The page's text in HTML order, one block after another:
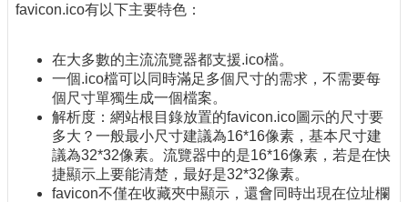
favicon.ico有以下主要特色：
在大多數的主流流覽器都支援.ico檔。
一個.ico檔可以同時滿足多個尺寸的需求，不需要每
個尺寸單獨生成一個檔案。
解析度：網站根目錄放置的favicon.ico圖示的尺寸要
多大？一般最小尺寸建議為16*16像素，基本尺寸建
議為32*32像素。流覽器中的是16*16像素，若是在快
捷顯示上要能清楚，最好是32*32像素。
favicon不僅在收藏夾中顯示，還會同時出現在位址欄